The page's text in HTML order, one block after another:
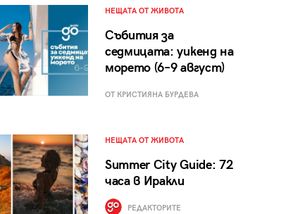
НЕЩАТА ОТ ЖИВОТА
Събития за
седмицата: уикенд на
морето (6–9 август)
ОТ КРИСТИЯНА БУРДЕВА
НЕЩАТА ОТ ЖИВОТА
Summer City Guide: 72
часа в Иракли
РЕДАКТОРИТЕ